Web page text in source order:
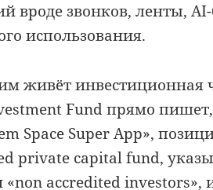
вроде звонков, ленты,
использования.
живёт
Fund прямо
Space Super App»,
private capital fund,
accredited investors»,